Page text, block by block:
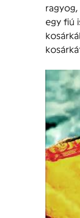
ragyog,
egy fiú